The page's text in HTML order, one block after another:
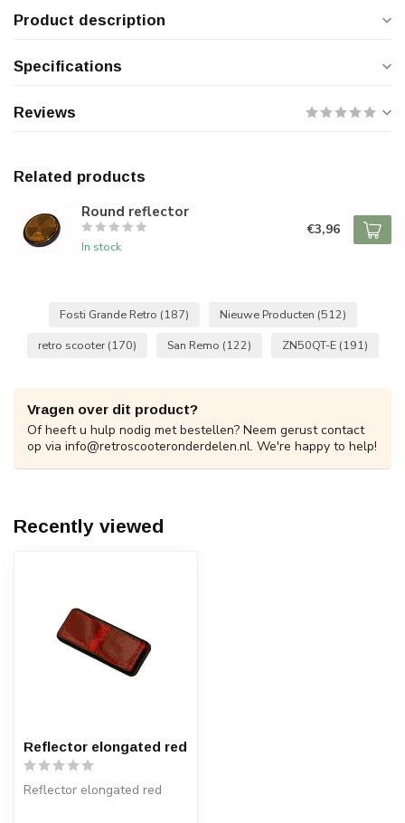
Product description
Specifications
Reviews
Related products
Round reflector
In stock
€3,96
Fosti Grande Retro (187) Nieuwe Producten (512)
retro scooter (170) San Remo (122) ZN50QT-E (191)
Vragen over dit product?
Of heeft u hulp nodig met bestellen? Neem gerust contact
op via info@retroscooteronderdelen.nl. We're happy to help!
Recently viewed
Reflector elongated red
Reflector elongated red